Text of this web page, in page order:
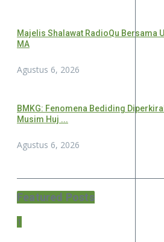
Majelis Shalawat RadioQu Bersama
MA
Agustus 6, 2026
BMKG: Fenomena Bediding
Musim Huj ...
Agustus 6, 2026
Featured Posts
1